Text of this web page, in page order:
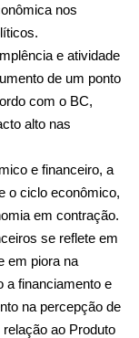
nos
e atividade
de um ponto
com o BC,
alto nas
e financeiro, a
o ciclo econômico,
em contração.
se reflete em
em piora na
a financiamento e
na percepção de
ao Produto